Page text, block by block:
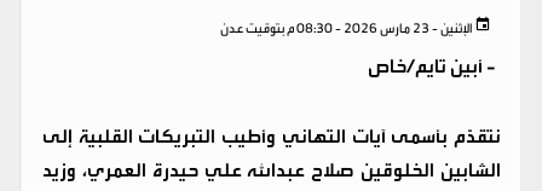
الإثنين - 23 مارس 2026 - 08:30 م بتوقيت عدن
- أبين تايم/خاص
نتقدّم بأسمى آيات التهاني وأطيب التبريكات القلبية إلى
الشابين الخلوقين صلاح عبدالله علي حيدرة العمري، وزيد